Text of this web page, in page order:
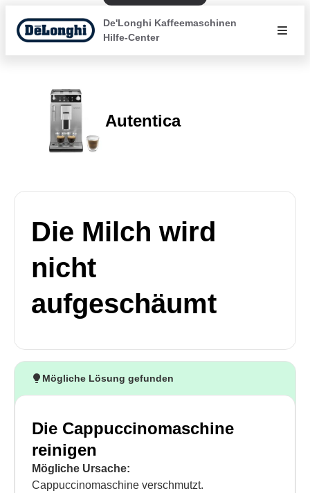
De'Longhi Kaffeemaschinen
Hilfe-Center
Autentica
Die Milch wird
nicht
aufgeschäumt
Mögliche Lösung gefunden
Die Cappuccinomaschine
reinigen
Mögliche Ursache:
Cappuccinomaschine verschmutzt.